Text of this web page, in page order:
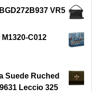
VR5
C012
Suede Ruched
Leccio 325